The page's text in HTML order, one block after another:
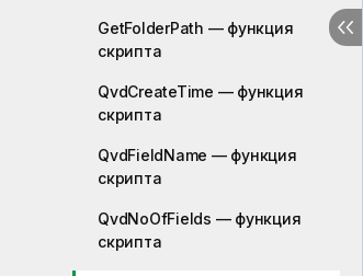
GetFolderPath — функция
скрипта
QvdCreateTime — функция
скрипта
QvdFieldName — функция
скрипта
QvdNoOfFields — функция
скрипта